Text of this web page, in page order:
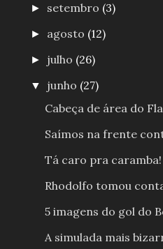
► setembro (3)
► agosto (12)
► julho (26)
▼ junho (27)
Cabeça de área do
Saímos na frente
Tá caro pra caramba!
Rhodolfo tomou
5 imagens do gol do
A simulada mais